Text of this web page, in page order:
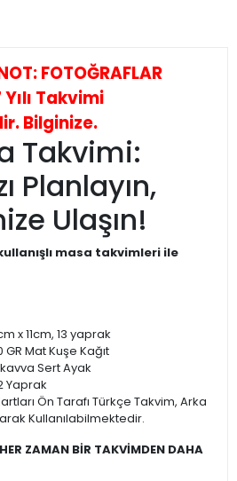
FOTOĞRAFLAR
Yılı Takvimi
Bilginize.
Takvimi:
Planlayın,
Ulaşın!
kullanışlı masa takvimleri ile
x 11cm, 13 yaprak
Mat Kuşe Kağıt
Sert Ayak
Yaprak
Ön Tarafı Türkçe Takvim, Arka
Kullanılabilmektedir.
ZAMAN BİR TAKVİMDEN DAHA